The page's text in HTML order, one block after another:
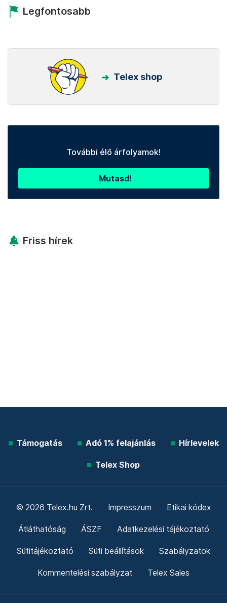
Legfontosabb
Telex shop
További élő árfolyamok!
Mutasd!
Friss hírek
Támogatás Adó 1% felajánlás Hírlevelek
Telex Shop
© 2026 Telex.hu Zrt. Impresszum Etikai kódex
Átláthatóság ÁSZF Adatkezelési tájékoztató
Sütitájékoztató Süti beállítások Szabályzatok
Kommentelési szabályzat Telex Sales